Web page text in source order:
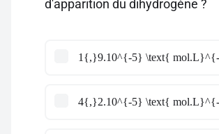
d'apparition du dihydrogène ?
1{,}9.10^{-5} \text{
4{,}2.10^{-5} \text{